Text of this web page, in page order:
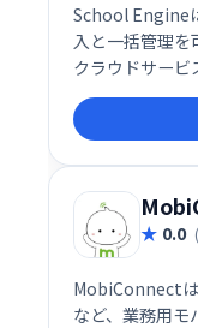
School Engine
入と一括管理
クラウドサービ
を活用し、各
ストを抑え、安
担軽減に貢献し
0.0
MobiConnect
など、業務用モ